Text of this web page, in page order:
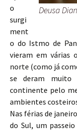
Deusa
o
surgi
ment
o do Istmo de
vieram em várias
norte (como já
se deram muito
continente pelo
ambientes
Nas férias de
do Sul, um